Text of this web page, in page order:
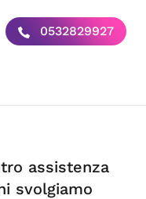
0532829927
assistenza
svolgiamo